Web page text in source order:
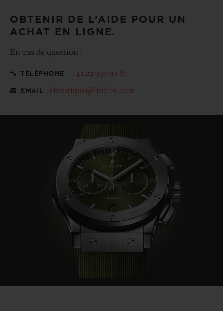
OBTENIR DE L’AIDE POUR UN
ACHAT EN LIGNE.
En cas de question :
TÉLÉPHONE +41 22 990 99 80
EMAIL eboutique@hublot.com